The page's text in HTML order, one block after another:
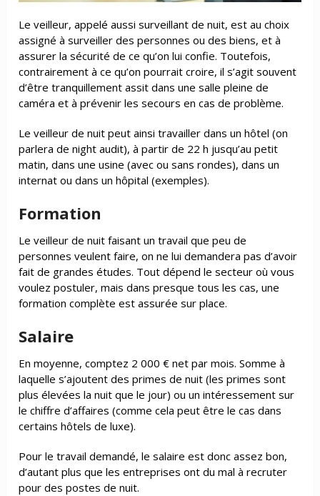
Le veilleur, appelé aussi surveillant de nuit, est au choix
assigné à surveiller des personnes ou des biens, et à
assurer la sécurité de ce qu’on lui confie. Toutefois,
contrairement à ce qu’on pourrait croire, il s’agit souvent
d’être tranquillement assit dans une salle pleine de
caméra et à prévenir les secours en cas de problème.
Le veilleur de nuit peut ainsi travailler dans un hôtel (on
parlera de night audit), à partir de 22 h jusqu’au petit
matin, dans une usine (avec ou sans rondes), dans un
internat ou dans un hôpital (exemples).
Formation
Le veilleur de nuit faisant un travail que peu de
personnes veulent faire, on ne lui demandera pas d’avoir
fait de grandes études. Tout dépend le secteur où vous
voulez postuler, mais dans presque tous les cas, une
formation complète est assurée sur place.
Salaire
En moyenne, comptez 2 000 € net par mois. Somme à
laquelle s’ajoutent des primes de nuit (les primes sont
plus élevées la nuit que le jour) ou un intéressement sur
le chiffre d’affaires (comme cela peut être le cas dans
certains hôtels de luxe).
Pour le travail demandé, le salaire est donc assez bon,
d’autant plus que les entreprises ont du mal à recruter
pour des postes de nuit.